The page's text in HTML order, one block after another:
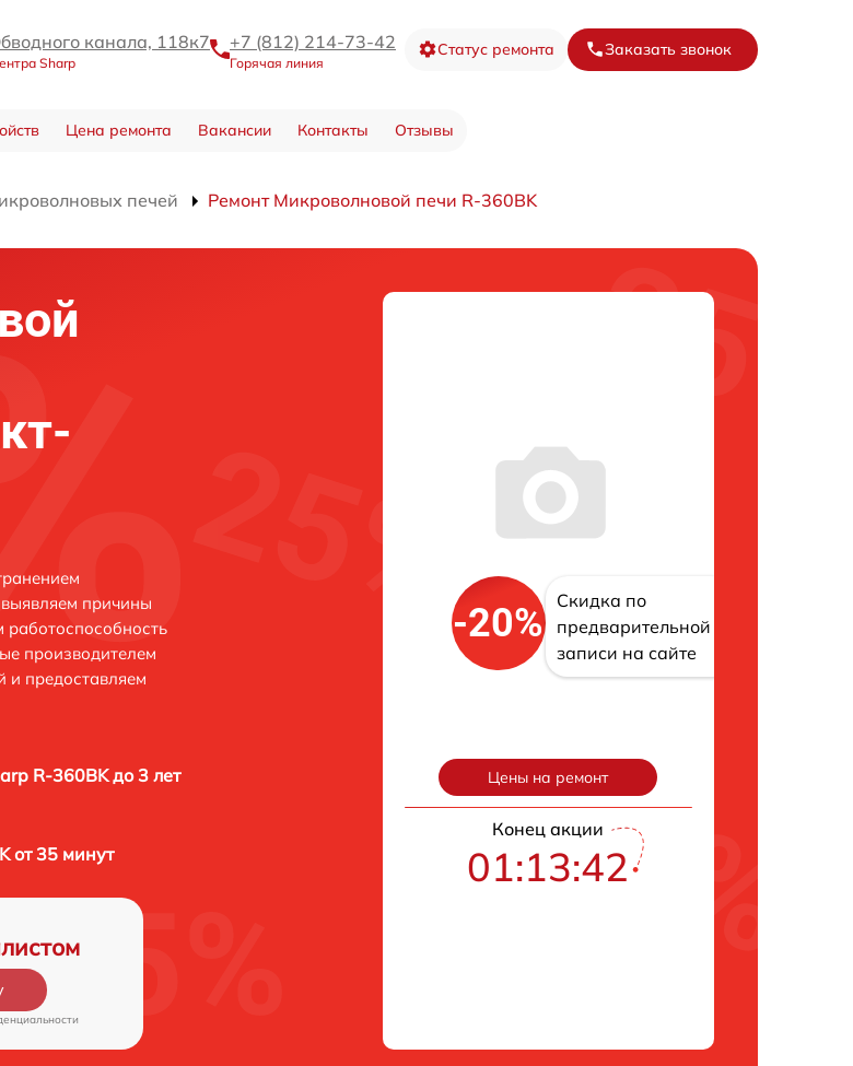
канала, 118к7
Sharp
+7 (812) 214-73-42
Горячая линия
Статус ремонта Заказать звонок
Цена ремонта Вакансии Контакты Отзывы
печей Ремонт Микроволновой печи R-360BK
причины
работоспособность
производителем
и предоставляем
R-360BK до 3 лет
от 35 минут
-20%
Скидка по
предварительной
записи на сайте
Цены на ремонт
Конец акции
01:13:42